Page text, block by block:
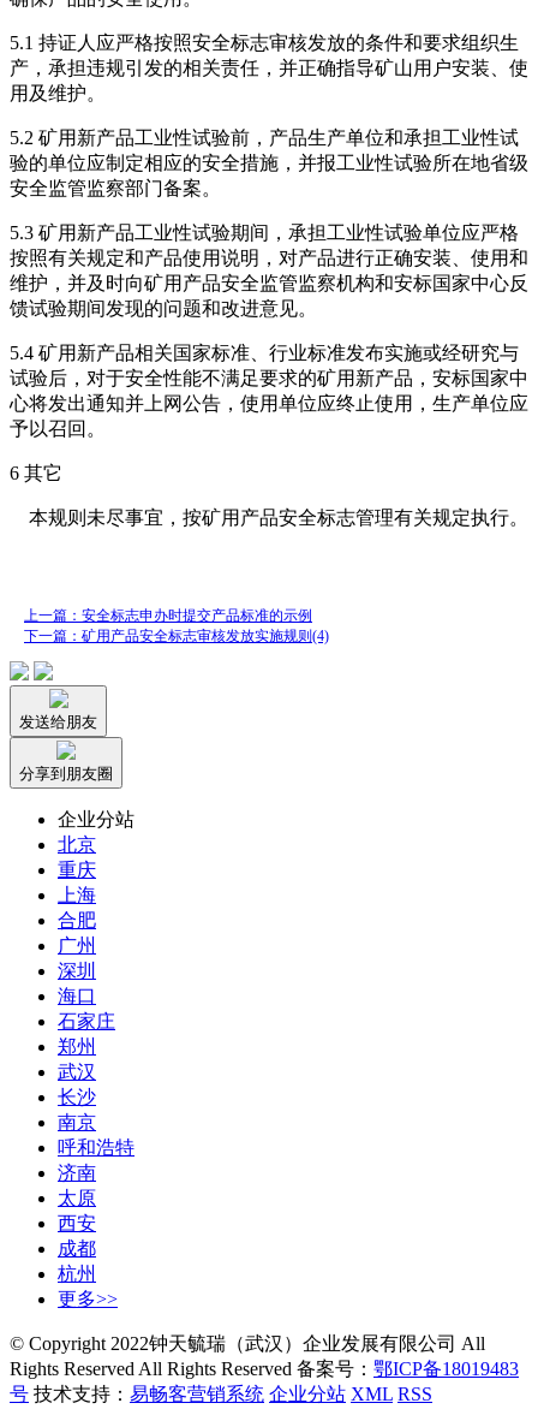
5.1 持证人应严格按照安全标志审核发放的条件和要求组织生
产，承担违规引发的相关责任，并正确指导矿山用户安装、使
用及维护。
5.2 矿用新产品工业性试验前，产品生产单位和承担工业性试
验的单位应制定相应的安全措施，并报工业性试验所在地省级
安全监管监察部门备案。
5.3 矿用新产品工业性试验期间，承担工业性试验单位应严格
按照有关规定和产品使用说明，对产品进行正确安装、使用和
维护，并及时向矿用产品安全监管监察机构和安标国家中心反
馈试验期间发现的问题和改进意见。
5.4 矿用新产品相关国家标准、行业标准发布实施或经研究与
试验后，对于安全性能不满足要求的矿用新产品，安标国家中
心将发出通知并上网公告，使用单位应终止使用，生产单位应
予以召回。
6 其它
本规则未尽事宜，按矿用产品安全标志管理有关规定执行。
上一篇：安全标志申办时提交产品标准的示例
下一篇：矿用产品安全标志审核发放实施规则(4)
发送给朋友
分享到朋友圈
企业分站
北京
重庆
上海
合肥
广州
深圳
海口
石家庄
郑州
武汉
长沙
南京
呼和浩特
济南
太原
西安
成都
杭州
更多>>
© Copyright 2022钟天毓瑞（武汉）企业发展有限公司 All
Rights Reserved All Rights Reserved 备案号： 鄂ICP备18019483
号 技术支持： 易畅客营销系统 企业分站 XML RSS